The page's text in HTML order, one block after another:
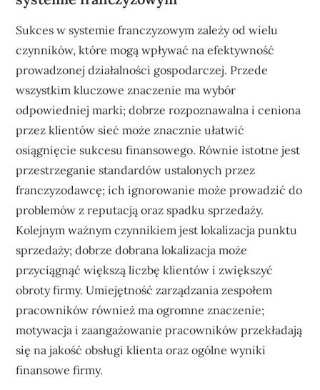
Sukces w systemie franczyzowym zależy od wielu
czynników, które mogą wpływać na efektywność
prowadzonej działalności gospodarczej. Przede
wszystkim kluczowe znaczenie ma wybór
odpowiedniej marki; dobrze rozpoznawalna i ceniona
przez klientów sieć może znacznie ułatwić
osiągnięcie sukcesu finansowego. Równie istotne jest
przestrzeganie standardów ustalonych przez
franczyzodawcę; ich ignorowanie może prowadzić do
problemów z reputacją oraz spadku sprzedaży.
Kolejnym ważnym czynnikiem jest lokalizacja punktu
sprzedaży; dobrze dobrana lokalizacja może
przyciągnąć większą liczbę klientów i zwiększyć
obroty firmy. Umiejętność zarządzania zespołem
pracowników również ma ogromne znaczenie;
motywacja i zaangażowanie pracowników przekładają
się na jakość obsługi klienta oraz ogólne wyniki
finansowe firmy.